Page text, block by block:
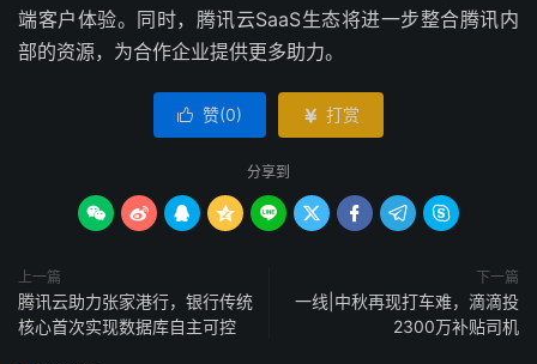
端客户体验。同时，腾讯云SaaS生态将进一步整合腾讯内
部的资源，为合作企业提供更多助力。
 赞(0)  打赏
分享到
        
上一篇
腾讯云助力张家港行，银行传统
核心首次实现数据库自主可控
下一篇
一线|中秋再现打车难，滴滴投
2300万补贴司机